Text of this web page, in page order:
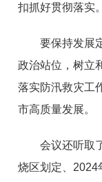
扣抓好贯彻落实。
要保持发展
政治站位，树立
落实防汛救灾工
市高质量发展。
会议还听取
烧区划定、2024